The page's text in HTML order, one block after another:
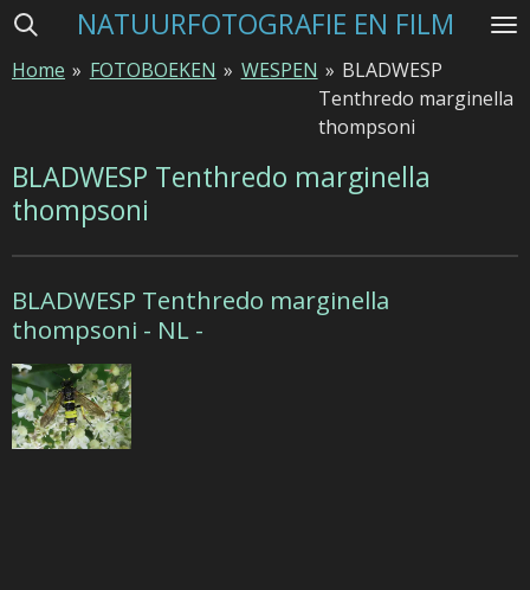
Ga
naar
NATUURFOTOGRAFIE EN FILM
Home » FOTOBOEKEN » WESPEN » BLADWESP
Tenthredo marginella
thompsoni
BLADWESP Tenthredo marginella
thompsoni
BLADWESP Tenthredo marginella
thompsoni - NL -